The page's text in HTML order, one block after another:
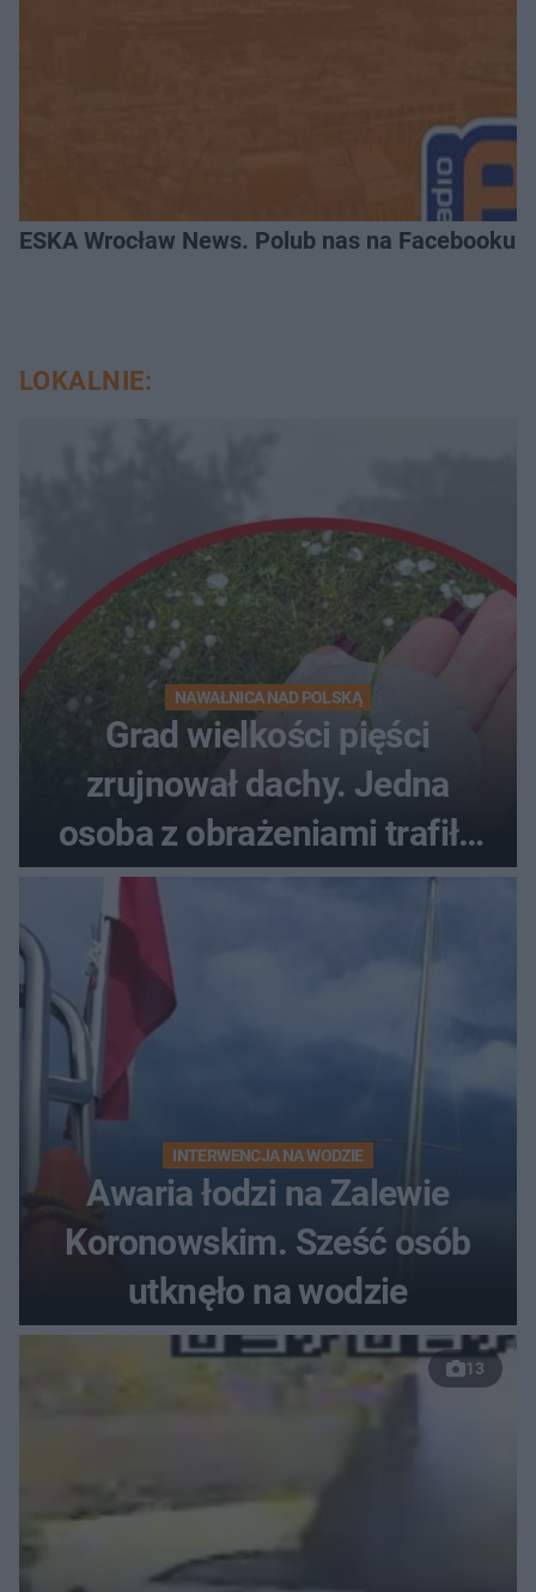
ESKA Wrocław News. Polub nas na Facebooku!
LOKALNIE:
NAWAŁNICA NAD POLSKĄ
Grad wielkości pięści
zrujnował dachy. Jedna
osoba z obrażeniami trafiła
do szpitala
INTERWENCJA NA WODZIE
Awaria łodzi na Zalewie
Koronowskim. Sześć osób
utknęło na wodzie
13